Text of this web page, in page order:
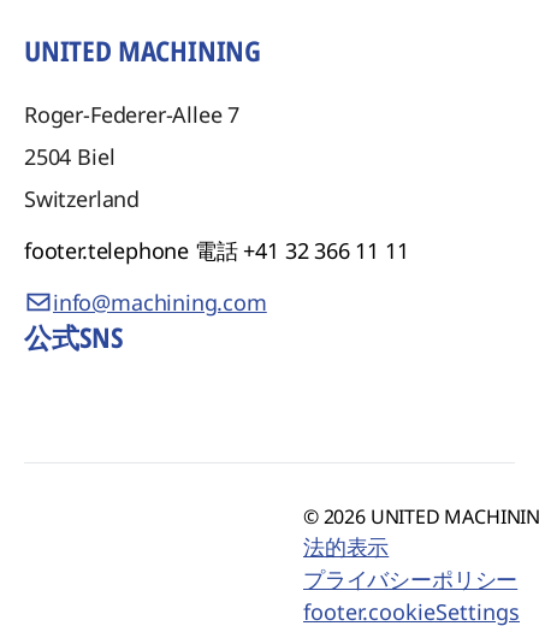
UNITED MACHINING
Roger-Federer-Allee 7
2504 Biel
Switzerland
footer.telephone 電話 +41 32 366 11 11
info@machining.com
公式SNS
© 2026 UNITED
法的表示
プライバシーポリシー
footer.cookieSettings